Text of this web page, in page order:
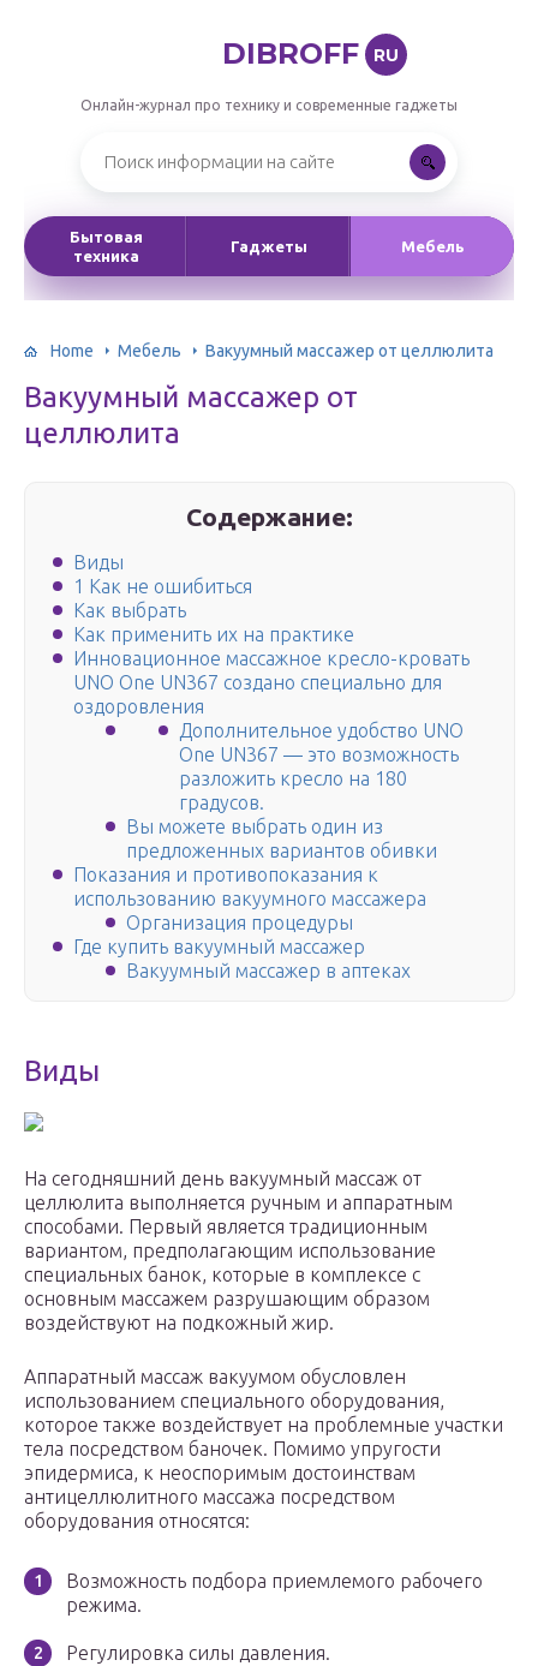
DIBROFF RU
Онлайн-журнал про технику и современные гаджеты
Бытовая
техника
Гаджеты Мебель
Home Мебель Вакуумный массажер от целлюлита
Вакуумный массажер от
целлюлита
Содержание:
Виды
1 Как не ошибиться
Как выбрать
Как применить их на практике
Инновационное массажное кресло-кровать
UNO One UN367 создано специально для
оздоровления
Дополнительное удобство UNO
One UN367 — это возможность
разложить кресло на 180
градусов.
Вы можете выбрать один из
предложенных вариантов обивки
Показания и противопоказания к
использованию вакуумного массажера
Организация процедуры
Где купить вакуумный массажер
Вакуумный массажер в аптеках
Виды
На сегодняшний день вакуумный массаж от
целлюлита выполняется ручным и аппаратным
способами. Первый является традиционным
вариантом, предполагающим использование
специальных банок, которые в комплексе с
основным массажем разрушающим образом
воздействуют на подкожный жир.
Аппаратный массаж вакуумом обусловлен
использованием специального оборудования,
которое также воздействует на проблемные участки
тела посредством баночек. Помимо упругости
эпидермиса, к неоспоримым достоинствам
антицеллюлитного массажа посредством
оборудования относятся:
Возможность подбора приемлемого рабочего
режима.
Регулировка силы давления.